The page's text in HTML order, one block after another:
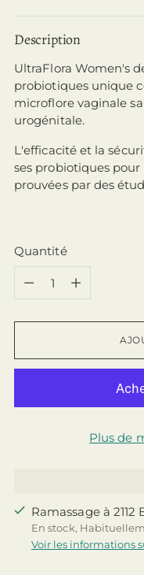
Description
UltraFlora Women's
probiotiques unique
microflore vaginale
urogénitale.
L'efficacité et la
ses probiotiques
prouvées par des
Quantité
Plus de
Ramassage à
En stock,
Voir les informations